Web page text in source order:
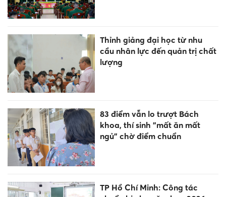
Thỉnh giảng đại học từ nhu
cầu nhân lực đến quản trị chất
lượng
83 điểm vẫn lo trượt Bách
khoa, thí sinh "mất ăn mất
ngủ" chờ điểm chuẩn
TP Hồ Chí Minh: Công tác